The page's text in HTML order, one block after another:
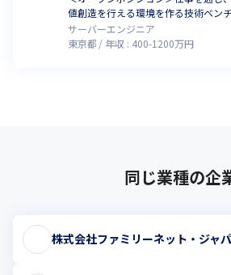
値創造を行える環境を作る技術ベン
サーバーエンジニア
東京都
年収 : 400-1200万円
同じ業種の企
株式会社ファミリーネット・ジャ